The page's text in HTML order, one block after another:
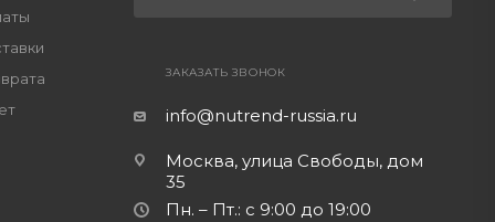
ЗАКАЗАТЬ ЗВОНОК
info@nutrend-russia.ru
Москва, улица Свободы, дом
35
Пн. – Пт.: с 9:00 до 19:00